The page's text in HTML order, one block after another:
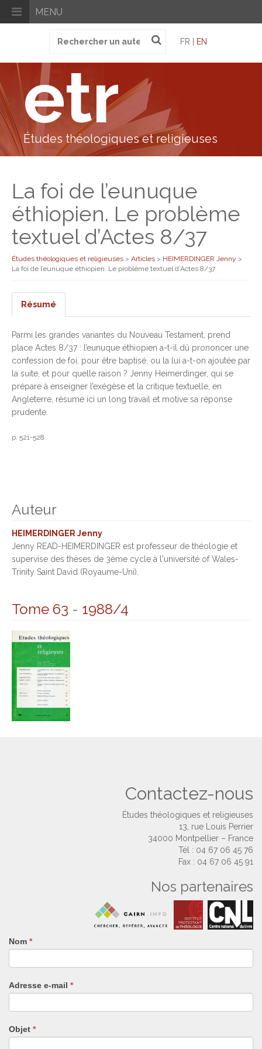
MENU
pour
FR | EN
etr
Études théologiques et religieuses
La foi de l’eunuque
éthiopien. Le problème
textuel d’Actes 8/37
Études théologiques et religieuses > Articles > HEIMERDINGER Jenny >
La foi de l’eunuque éthiopien. Le problème textuel d’Actes 8/37
Résumé
Parmi les grandes variantes du Nouveau Testament, prend
place Actes 8/37 : l’eunuque éthiopien a-t-il dû prononcer une
confession de foi, pour être baptisé, ou la lui a-t-on ajoutée par
la suite, et pour quelle raison ? Jenny Heimerdinger, qui se
prépare à enseigner l’exégèse et la critique textuelle, en
Angleterre, résume ici un long travail et motive sa réponse
prudente.
p. 521-528
Auteur
HEIMERDINGER Jenny
Jenny READ-HEIMERDINGER est professeur de théologie et
supervise des thèses de 3ème cycle à l'université of Wales-
Trinity Saint David (Royaume-Uni).
Tome 63 - 1988/4
Contactez-nous
Études théologiques et religieuses
13, rue Louis Perrier
34000 Montpellier – France
Tél : 04 67 06 45 76
Fax : 04 67 06 45 91
Nos partenaires
Nom *
Adresse e-mail *
Objet *
Si
vous
êtes
humain,
remplissez
ce